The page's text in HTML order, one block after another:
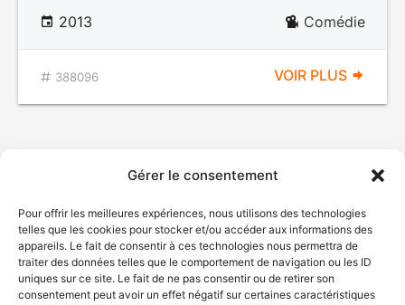
Gérer le consentement
Pour offrir les meilleures expériences, nous utilisons des technologies
telles que les cookies pour stocker et/ou accéder aux informations des
appareils. Le fait de consentir à ces technologies nous permettra de
traiter des données telles que le comportement de navigation ou les ID
uniques sur ce site. Le fait de ne pas consentir ou de retirer son
consentement peut avoir un effet négatif sur certaines caractéristiques
2013 Comédie
388096 VOIR PLUS